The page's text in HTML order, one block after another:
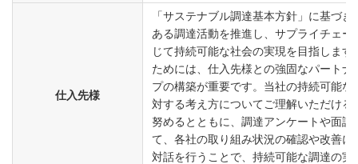
仕入先様
「サステナブル調達基本方針」に基づき
ある調達活動を推進し、サプライチェー
じて持続可能な社会の実現を目指します
ためには、仕入先様との強固なパートナ
プの構築が重要です。当社の持続可能な
対する考え方についてご理解いただける
努めるとともに、調達アンケートや面談
て、各社の取り組み状況の確認や改善に
対話を行うことで、持続可能な調達の実